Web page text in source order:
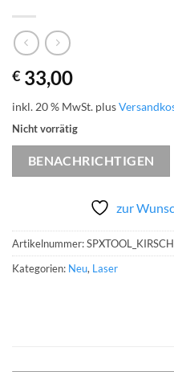
€ 33,00
inkl. 20 % MwSt. plus
Nicht vorrätig
BENACHRICHTIGEN
zur
Artikelnummer:
Kategorien: Neu, Laser